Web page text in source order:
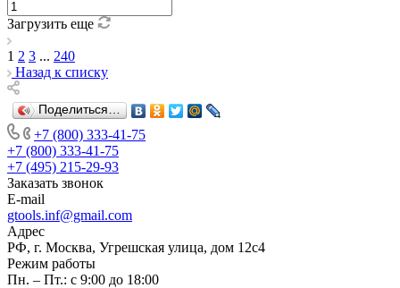
Загрузить еще
1 2 3 ... 240
Назад к списку
Поделиться…
+7 (800) 333-41-75
+7 (800) 333-41-75
+7 (495) 215-29-93
Заказать звонок
E-mail
gtools.inf@gmail.com
Адрес
РФ, г. Москва, Угрешская улица, дом 12с4
Режим работы
Пн. – Пт.: с 9:00 до 18:00